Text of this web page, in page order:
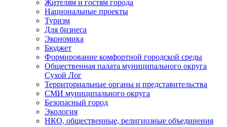
Жителям и гостям города
Национальные проекты
Туризм
Для бизнеса
Экономика
Бюджет
Формирование комфортной городской среды
Общественная палата муниципального округа
Сухой Лог
Территориальные органы и представительства
СМИ муниципального округа
Безопасный город
Экология
НКО, общественные, религиозные объединения